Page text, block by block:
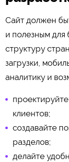
Сайт должен
и полезным для
структуру
загрузки,
аналитику и
клиентов;
создавайте
разделов;
делайте